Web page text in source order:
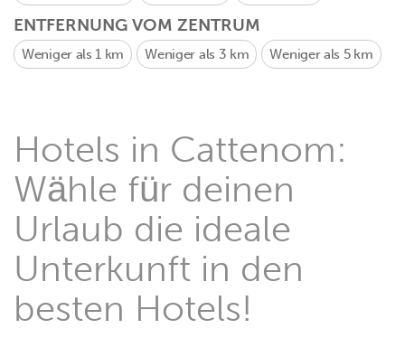
ENTFERNUNG VOM ZENTRUM
Weniger als 1 km Weniger als 3 km Weniger als 5 km
Hotels in Cattenom:
Wähle für deinen
Urlaub die ideale
Unterkunft in den
besten Hotels!